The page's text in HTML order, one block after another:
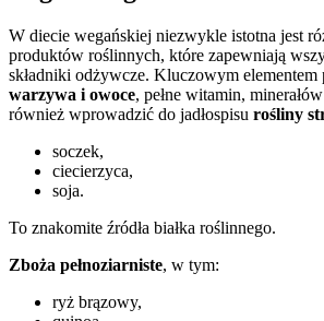
W diecie wegańskiej niezwykle istotna jest
produktów roślinnych, które zapewniają
składniki odżywcze. Kluczowym
warzywa i owoce, pełne witamin,
również wprowadzić do jadłospisu rośliny
soczek,
ciecierzyca,
soja.
To znakomite źródła białka roślinnego.
Zboża pełnoziarniste, w tym:
ryż brązowy,